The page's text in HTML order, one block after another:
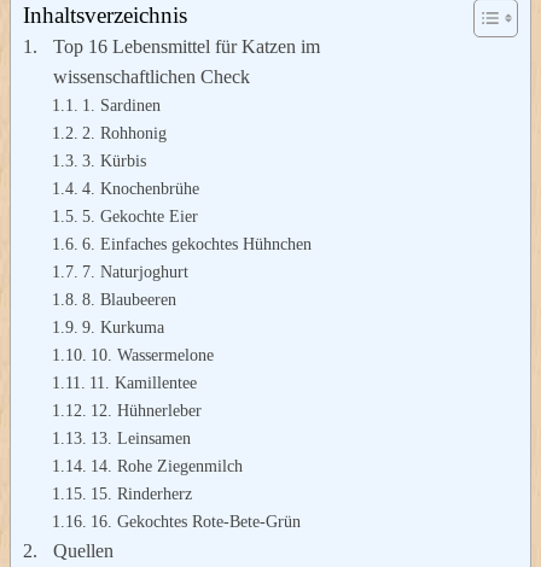
Inhaltsverzeichnis
Top 16 Lebensmittel für Katzen im
wissenschaftlichen Check
1. Sardinen
2. Rohhonig
3. Kürbis
4. Knochenbrühe
5. Gekochte Eier
6. Einfaches gekochtes Hühnchen
7. Naturjoghurt
8. Blaubeeren
9. Kurkuma
10. Wassermelone
11. Kamillentee
12. Hühnerleber
13. Leinsamen
14. Rohe Ziegenmilch
15. Rinderherz
16. Gekochtes Rote-Bete-Grün
Quellen